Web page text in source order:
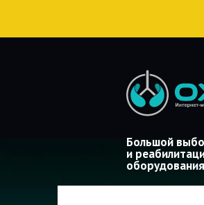
Большой
и
оборудования